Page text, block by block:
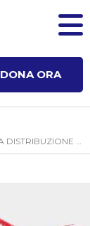
DONA ORA
INTELLIGENTE DEL CIBO